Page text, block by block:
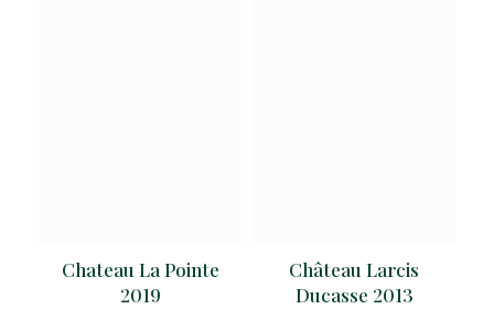
Chateau La Pointe
2019
Château Larcis
Ducasse 2013